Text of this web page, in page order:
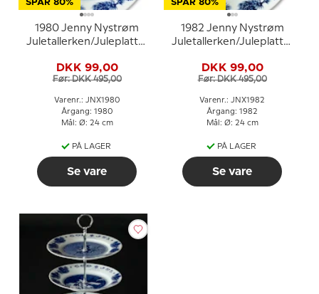
SPAR 80%
1980 Jenny Nystrøm
Juletallerken/Juleplatte,
DKK 99,00
Før: DKK 495,00
Varenr.: JNX1980
Årgang: 1980
Mål: Ø: 24 cm
PÅ LAGER
Se vare
SPAR 80%
1982 Jenny Nystrøm
Juletallerken/Juleplatte,
DKK 99,00
Før: DKK 495,00
Varenr.: JNX1982
Årgang: 1982
Mål: Ø: 24 cm
PÅ LAGER
Se vare